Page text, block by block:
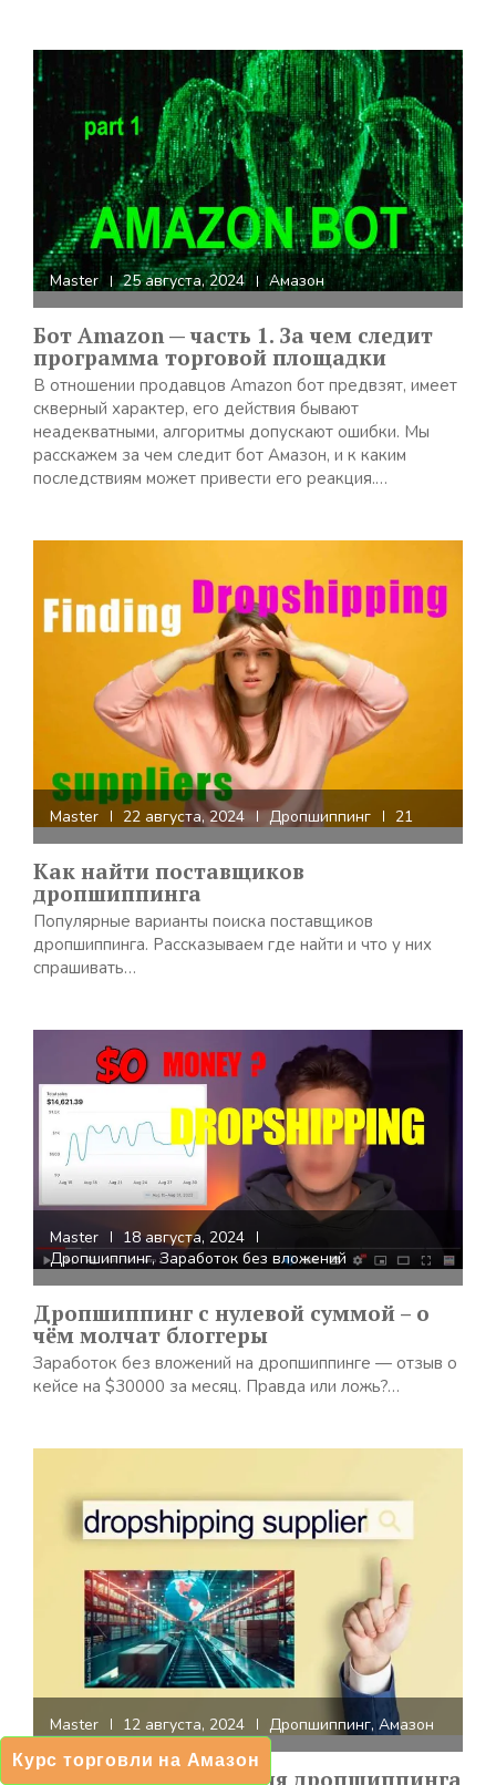
Master 25 августа, 2024 Амазон
Бот Amazon — часть 1. За чем следит
программа торговой площадки
В отношении продавцов Amazon бот предвзят, имеет
скверный характер, его действия бывают
неадекватными, алгоритмы допускают ошибки. Мы
расскажем за чем следит бот Амазон, и к каким
последствиям может привести его реакция.…
Master 22 августа, 2024 Дропшиппинг 21
Как найти поставщиков
дропшиппинга
Популярные варианты поиска поставщиков
дропшиппинга. Рассказываем где найти и что у них
спрашивать…
Master
18 августа, 2024
Дропшиппинг,Заработок без вложений
Дропшиппинг с нулевой суммой – о
чём молчат блоггеры
Заработок без вложений на дропшиппинге — отзыв о
кейсе на $30000 за месяц. Правда или ложь?…
Master 12 августа, 2024 Дропшиппинг, Амазон
Поиск поставщика для дропшиппинга
Курс торговли на Амазон